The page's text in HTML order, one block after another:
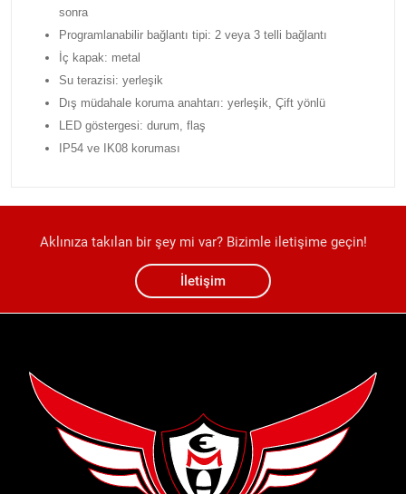
sonra
Programlanabilir bağlantı tipi: 2 veya 3 telli bağlantı
İç kapak: metal
Su terazisi: yerleşik
Dış müdahale koruma anahtarı: yerleşik, Çift yönlü
LED göstergesi: durum, flaş
IP54 ve IK08 koruması
Aklınıza takılan bir şey mi var? Bizimle iletişime geçin!
İletişim